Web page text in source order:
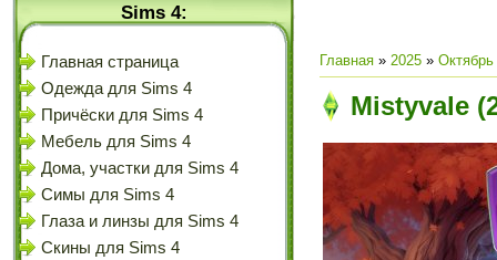
Sims 4:
Главная страница
Одежда для Sims 4
Причёски для Sims 4
Мебель для Sims 4
Дома, участки для Sims 4
Симы для Sims 4
Глаза и линзы для Sims 4
Скины для Sims 4
Главная » 2025 » Октябрь
Mistyvale